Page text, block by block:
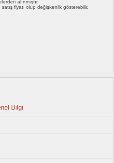
alınmıştır.
fiyatı olup değişkenlik gösterebilir.
Bilgi